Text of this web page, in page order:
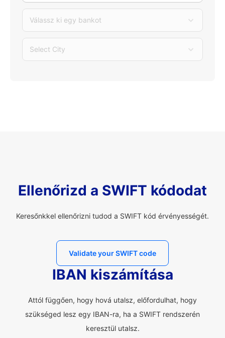
Válassz ki egy bankot
Select City
Ellenőrizd a SWIFT kódodat
Keresőnkkel ellenőrizni tudod a SWIFT kód érvényességét.
Validate your SWIFT code
IBAN kiszámítása
Attól függően, hogy hová utalsz, előfordulhat, hogy
szükséged lesz egy IBAN-ra, ha a SWIFT rendszerén
keresztül utalsz.